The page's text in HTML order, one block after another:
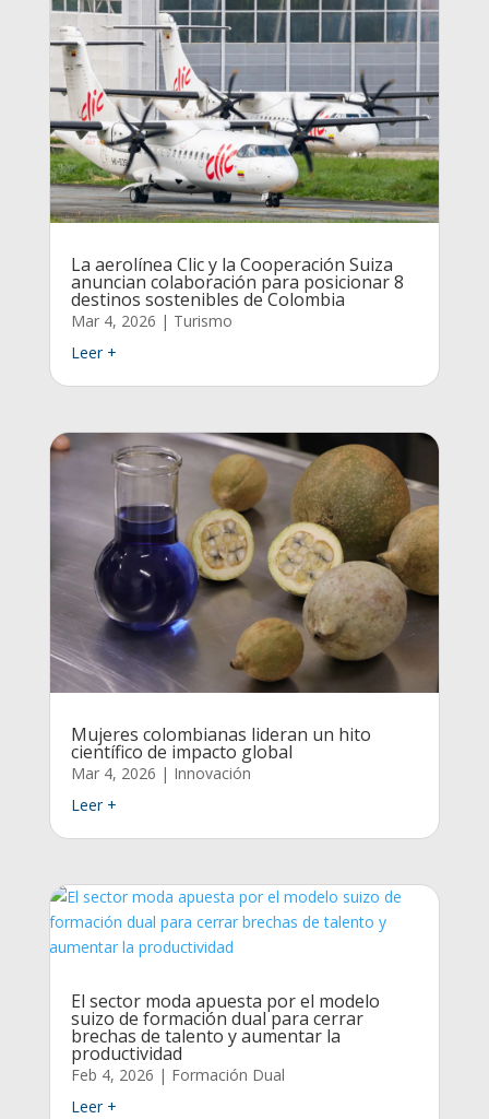
La aerolínea Clic y la Cooperación Suiza
anuncian colaboración para posicionar 8
destinos sostenibles de Colombia
Mar 4, 2026 | Turismo
Leer +
Mujeres colombianas lideran un hito
científico de impacto global
Mar 4, 2026 | Innovación
Leer +
El sector moda apuesta por el modelo
suizo de formación dual para cerrar
brechas de talento y aumentar la
productividad
Feb 4, 2026 | Formación Dual
Leer +